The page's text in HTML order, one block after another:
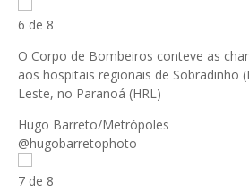
6 de 8
O Corpo de Bombeiros conteve as
aos hospitais regionais de Sobradinho
Leste, no Paranoá (HRL)
Hugo Barreto/Metrópoles
@hugobarretophoto
7 de 8